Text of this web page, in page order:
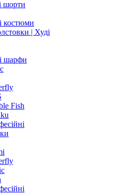
шорти
костюми
| Худі
шарфи
Fish